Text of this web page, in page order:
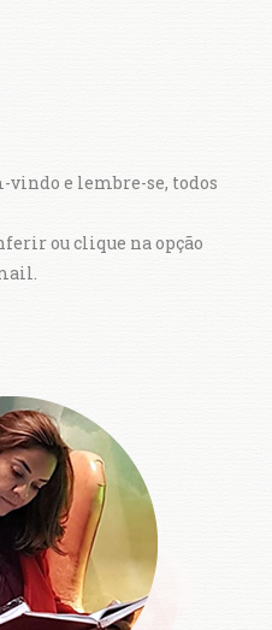
vindo e lembre-se, todos
ou clique na opção